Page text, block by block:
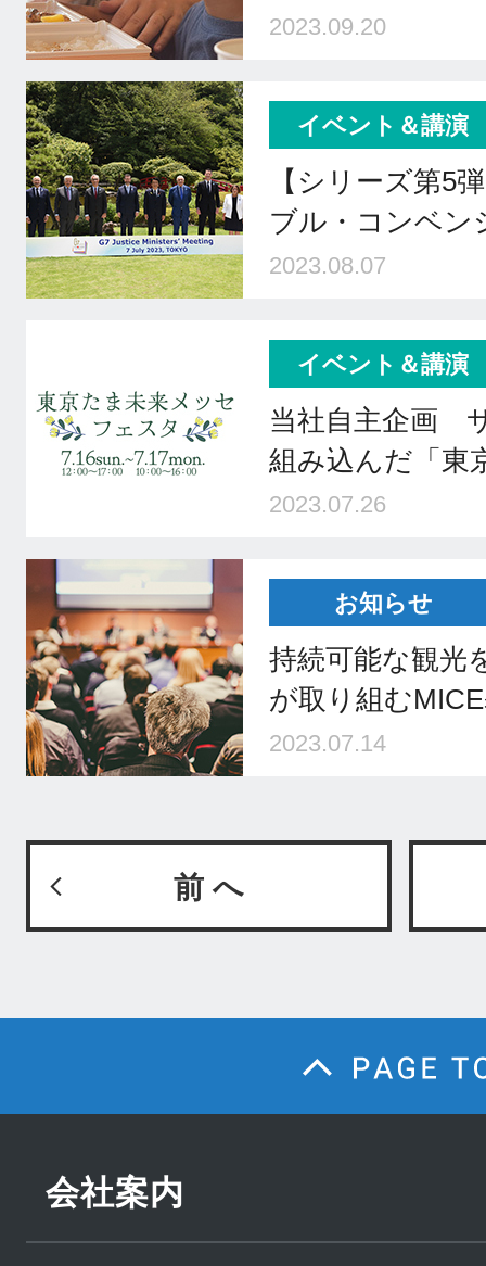
2023.09.20
イベント＆講演
【シリーズ第5
ブル・コンベ
2023.08.07
イベント＆講演
当社自主企画
組み込んだ「
2023.07.26
お知らせ
持続可能な観光
が取り組む
2023.07.14
前 へ
会社案内